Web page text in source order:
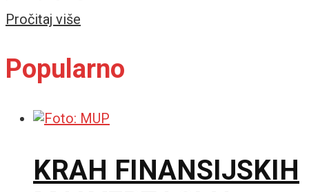
Pročitaj više
Popularno
KRAH FINANSIJSKIH